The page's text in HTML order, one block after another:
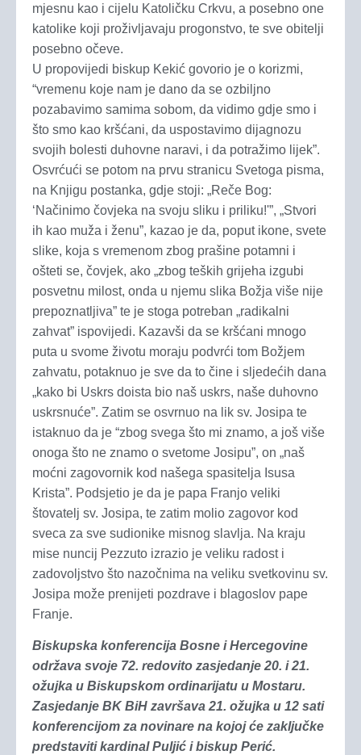
mjesnu kao i cijelu Katoličku Crkvu, a posebno one
katolike koji proživljavaju progonstvo, te sve obitelji
posebno očeve.
U propovijedi biskup Kekić govorio je o korizmi,
“vremenu koje nam je dano da se ozbiljno
pozabavimo samima sobom, da vidimo gdje smo i
što smo kao kršćani, da uspostavimo dijagnozu
svojih bolesti duhovne naravi, i da potražimo lijek”.
Osvrćući se potom na prvu stranicu Svetoga pisma,
na Knjigu postanka, gdje stoji: „Reče Bog:
‘Načinimo čovjeka na svoju sliku i priliku!'”, „Stvori
ih kao muža i ženu”, kazao je da, poput ikone, svete
slike, koja s vremenom zbog prašine potamni i
ošteti se, čovjek, ako „zbog teških grijeha izgubi
posvetnu milost, onda u njemu slika Božja više nije
prepoznatljiva” te je stoga potreban „radikalni
zahvat” ispovijedi. Kazavši da se kršćani mnogo
puta u svome životu moraju podvrći tom Božjem
zahvatu, potaknuo je sve da to čine i sljedećih dana
„kako bi Uskrs doista bio naš uskrs, naše duhovno
uskrsnuće”. Zatim se osvrnuo na lik sv. Josipa te
istaknuo da je “zbog svega što mi znamo, a još više
onoga što ne znamo o svetome Josipu”, on „naš
moćni zagovornik kod našega spasitelja Isusa
Krista”. Podsjetio je da je papa Franjo veliki
štovatelj sv. Josipa, te zatim molio zagovor kod
sveca za sve sudionike misnog slavlja. Na kraju
mise nuncij Pezzuto izrazio je veliku radost i
zadovoljstvo što nazočnima na veliku svetkovinu sv.
Josipa može prenijeti pozdrave i blagoslov pape
Franje.
Biskupska konferencija Bosne i Hercegovine
održava svoje 72. redovito zasjedanje 20. i 21.
ožujka u Biskupskom ordinarijatu u Mostaru.
Zasjedanje BK BiH završava 21. ožujka u 12 sati
konferencijom za novinare na kojoj će zaključke
predstaviti kardinal Puljić i biskup Perić.